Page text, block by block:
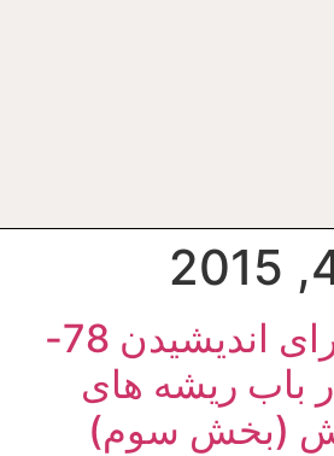
پاسخ هایی برای اندیشیدن 78-
باب ریشه های
(بخش سوم)